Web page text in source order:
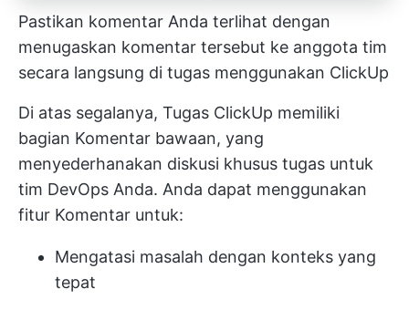
Pastikan komentar Anda terlihat dengan
menugaskan komentar tersebut ke anggota tim
secara langsung di tugas menggunakan ClickUp
Di atas segalanya, Tugas ClickUp memiliki
bagian Komentar bawaan, yang
menyederhanakan diskusi khusus tugas untuk
tim DevOps Anda. Anda dapat menggunakan
fitur Komentar untuk:
Mengatasi masalah dengan konteks yang
tepat